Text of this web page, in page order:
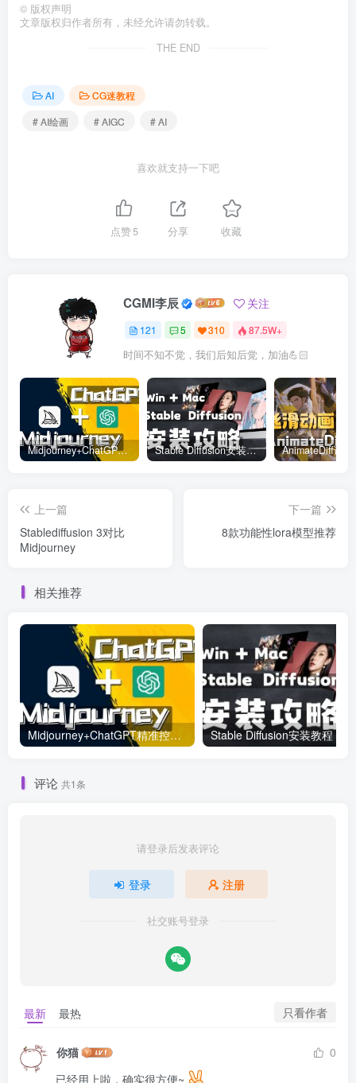
© 版权声明
文章版权归作者所有，未经允许请勿转载。
THE END
AI
CG迷教程
# AI绘画
# AIGC # AI
喜欢就支持一下吧
点赞5 分享 收藏
CGMI李辰 关注
121 5 310 87.5W+
时间不知不觉，我们后知后觉，加油💪🏻
Midjourney+ChatGPT精准控制关键词 Stable Diffusion安装教程
上一篇
Stablediffusion 3对比
Midjourney
下一篇
8款功能性lora模型推荐
相关推荐
Midjourney+ChatGPT精准控制关键词 Stable Diffusion安装教程
评论 共1条
请登录后发表评论
登录 注册
社交账号登录
最新 最热 只看作者
你猫
0
已经用上啦，确实很方便~